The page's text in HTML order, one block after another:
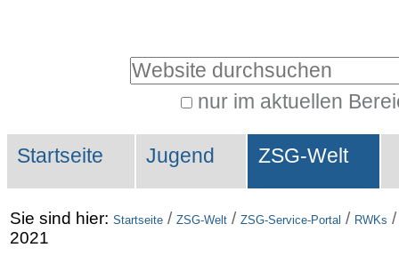
Direkt
zur
Navigation
Website durchsuchen
nur im aktuellen
Suche…
Sektionen
Startseite Jugend ZSG-Welt
Sie sind hier: Startseite / ZSG-Welt / ZSG-Service-Portal / RWKs
2021